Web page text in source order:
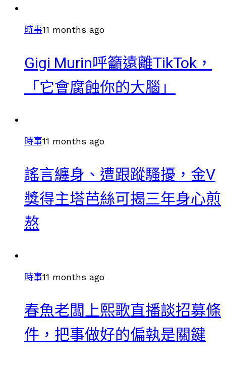
時事11 months ago
Gigi Murin呼籲遠離TikTok，
「它會腐蝕你的大腦」
時事11 months ago
謠言纏身、遭跟蹤騷擾，金V
獎得主塔芭絲可揭三年身心煎
熬
時事11 months ago
春魚老闆上熙歌直播談招募條
件，把事做好的偏執是關鍵